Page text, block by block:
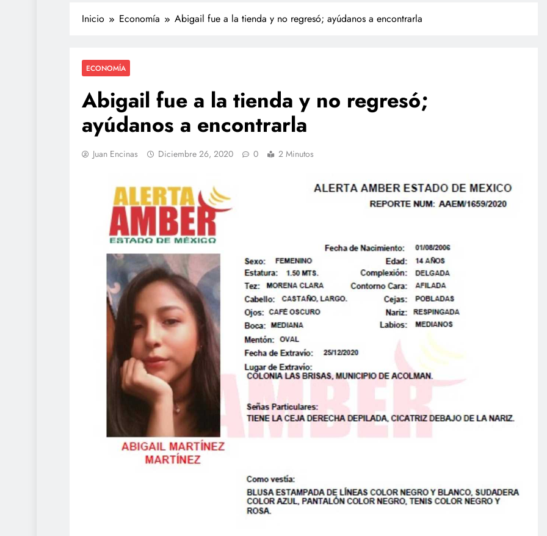
Inicio Economía Abigail fue a la tienda y no regresó; ayúdanos a encontrarla
ECONOMÍA
Abigail fue a la tienda y no regresó;
ayúdanos a encontrarla
Juan Encinas Diciembre 26, 2020 0 2 Minutos
atropellado fue empujado, revela
video
junio 15, 2026
contra la ciudadanía por derecho
de nacimiento